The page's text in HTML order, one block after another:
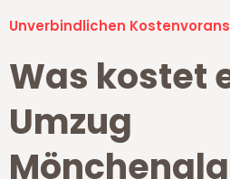
Unverbindlichen
Was kostet
Umzug